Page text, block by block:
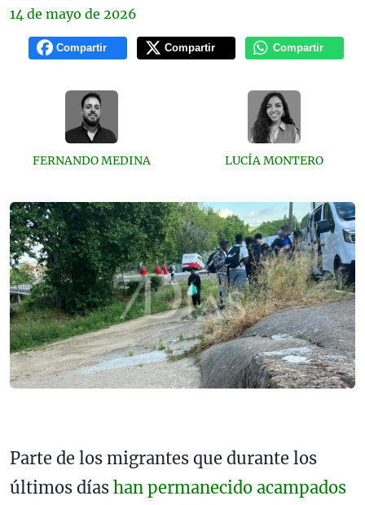
14 de mayo de 2026
Compartir Compartir Compartir
FERNANDO MEDINA LUCÍA MONTERO
Parte de los migrantes que durante los
últimos días han permanecido acampados